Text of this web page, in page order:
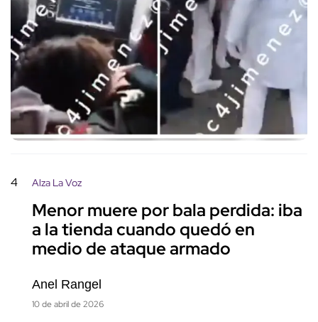
4 Alza La Voz
Menor muere por bala perdida: iba
a la tienda cuando quedó en
medio de ataque armado
Anel Rangel
10 de abril de 2026